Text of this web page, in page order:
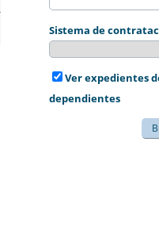
Sistema de
Ver expedientes
dependientes